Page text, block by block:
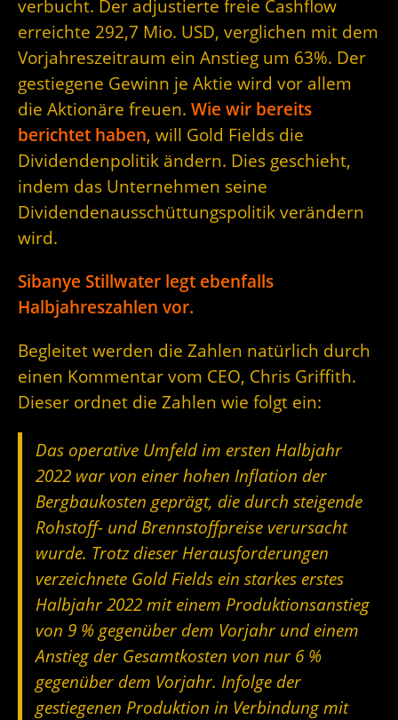
verbucht. Der adjustierte freie Cashflow
erreichte 292,7 Mio. USD, verglichen mit dem
Vorjahreszeitraum ein Anstieg um 63%. Der
gestiegene Gewinn je Aktie wird vor allem
die Aktionäre freuen. Wie wir bereits
berichtet haben, will Gold Fields die
Dividendenpolitik ändern. Dies geschieht,
indem das Unternehmen seine
Dividendenausschüttungspolitik verändern
wird.
Sibanye Stillwater legt ebenfalls
Halbjahreszahlen vor.
Begleitet werden die Zahlen natürlich durch
einen Kommentar vom CEO, Chris Griffith.
Dieser ordnet die Zahlen wie folgt ein:
Das operative Umfeld im ersten Halbjahr
2022 war von einer hohen Inflation der
Bergbaukosten geprägt, die durch steigende
Rohstoff- und Brennstoffpreise verursacht
wurde. Trotz dieser Herausforderungen
verzeichnete Gold Fields ein starkes erstes
Halbjahr 2022 mit einem Produktionsanstieg
von 9 % gegenüber dem Vorjahr und einem
Anstieg der Gesamtkosten von nur 6 %
gegenüber dem Vorjahr. Infolge der
gestiegenen Produktion in Verbindung mit